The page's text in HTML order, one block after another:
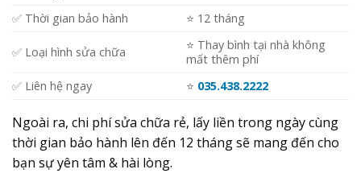
✅ Thời gian bảo hành
⭐️ 12 tháng
✅ Loại hình sửa chữa
⭐️ Thay bình tại nhà không
mất thêm phí
✅ Liên hệ ngay
⭐️ 035.438.2222
Ngoài ra, chi phí sửa chữa rẻ, lấy liền trong ngày cùng
thời gian bảo hành lên đến 12 tháng sẽ mang đến cho
bạn sự yên tâm & hài lòng.